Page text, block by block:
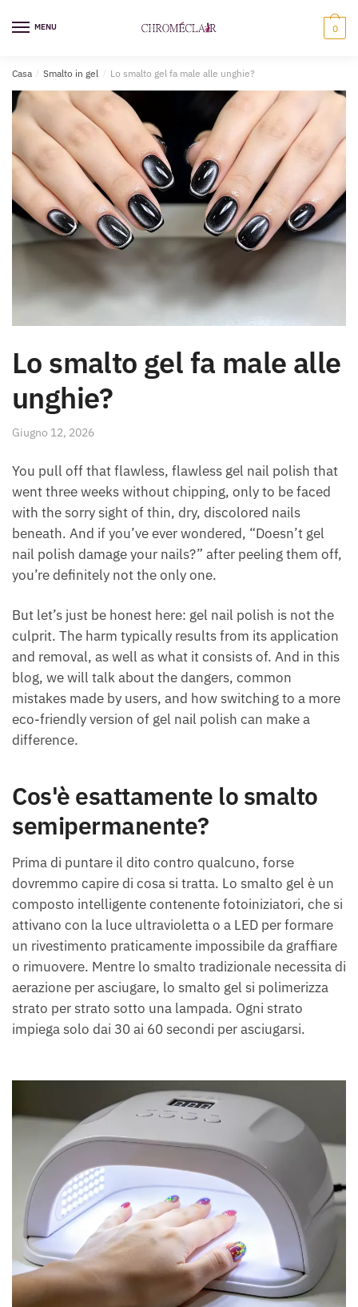
alla
MENU 0
Casa / Smalto in gel / Lo smalto gel fa male alle unghie?
Lo smalto gel fa male alle
unghie?
Giugno 12, 2026
You pull off that flawless, flawless gel nail polish that
went three weeks without chipping, only to be faced
with the sorry sight of thin, dry, discolored nails
beneath. And if you’ve ever wondered, “Doesn’t gel
nail polish damage your nails?” after peeling them off,
you’re definitely not the only one.
But let’s just be honest here: gel nail polish is not the
culprit. The harm typically results from its application
and removal, as well as what it consists of. And in this
blog, we will talk about the dangers, common
mistakes made by users, and how switching to a more
eco-friendly version of gel nail polish can make a
difference.
Cos'è esattamente lo smalto
semipermanente?
Prima di puntare il dito contro qualcuno, forse
dovremmo capire di cosa si tratta. Lo smalto gel è un
composto intelligente contenente fotoiniziatori, che si
attivano con la luce ultravioletta o a LED per formare
un rivestimento praticamente impossibile da graffiare
o rimuovere. Mentre lo smalto tradizionale necessita di
aerazione per asciugare, lo smalto gel si polimerizza
strato per strato sotto una lampada. Ogni strato
impiega solo dai 30 ai 60 secondi per asciugarsi.